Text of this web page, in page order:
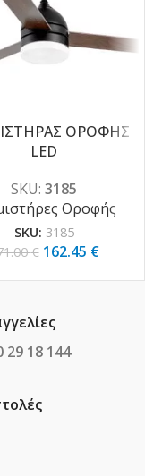
ΟΡΟΦΗΣ
LED
SKU: 3185
Οροφής
SKU: 3185
€ 162.45 €
29 18 144